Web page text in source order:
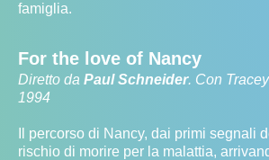
famiglia.
For the love of Nancy
Diretto da Paul Schneider. Con
1994
Il percorso di Nancy, dai primi segnali
rischio di morire per la malattia,